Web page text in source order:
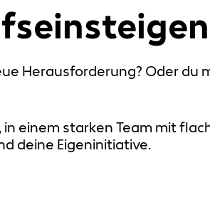
Herausforderung? Oder
einem starken Team mit
deine Eigeninitiative.